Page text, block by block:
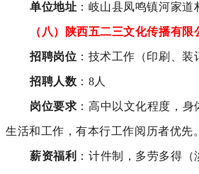
单位地址 ：岐山县凤鸣镇河家道
（八）陕西五二三文化传播有限
招聘岗位 ：技术工作（印刷、
招聘人数 ：8人
岗位要求 ：高中以文化程度，
生活和工作，有本行工作阅历者优先。
薪资福利 ：计件制，多劳多得